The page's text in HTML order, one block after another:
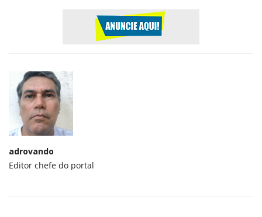
adrovando
Editor chefe do portal